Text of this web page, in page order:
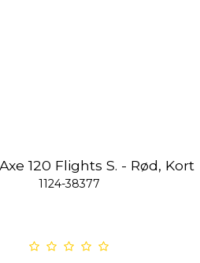
120 Flights S. - Rød, Kort
1124-38377